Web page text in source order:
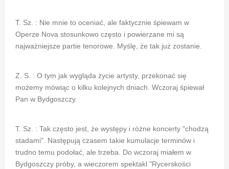
T. Sz. : Nie mnie to oceniać, ale faktycznie śpiewam w
Operze Nova stosunkowo często i powierzane mi są
najważniejsze partie tenorowe. Myślę, że tak już zostanie.
Z. S. : O tym jak wygląda życie artysty, przekonać się
możemy mówiąc o kilku kolejnych dniach. Wczoraj śpiewał
Pan w Bydgoszczy.
T. Sz. : Tak często jest, że występy i różne koncerty "chodzą
stadami". Następują czasem takie kumulacje terminów i
trudno temu podołać, ale trzeba. Do wczoraj miałem w
Bydgoszczy próby, a wieczorem spektakl "Rycerskości